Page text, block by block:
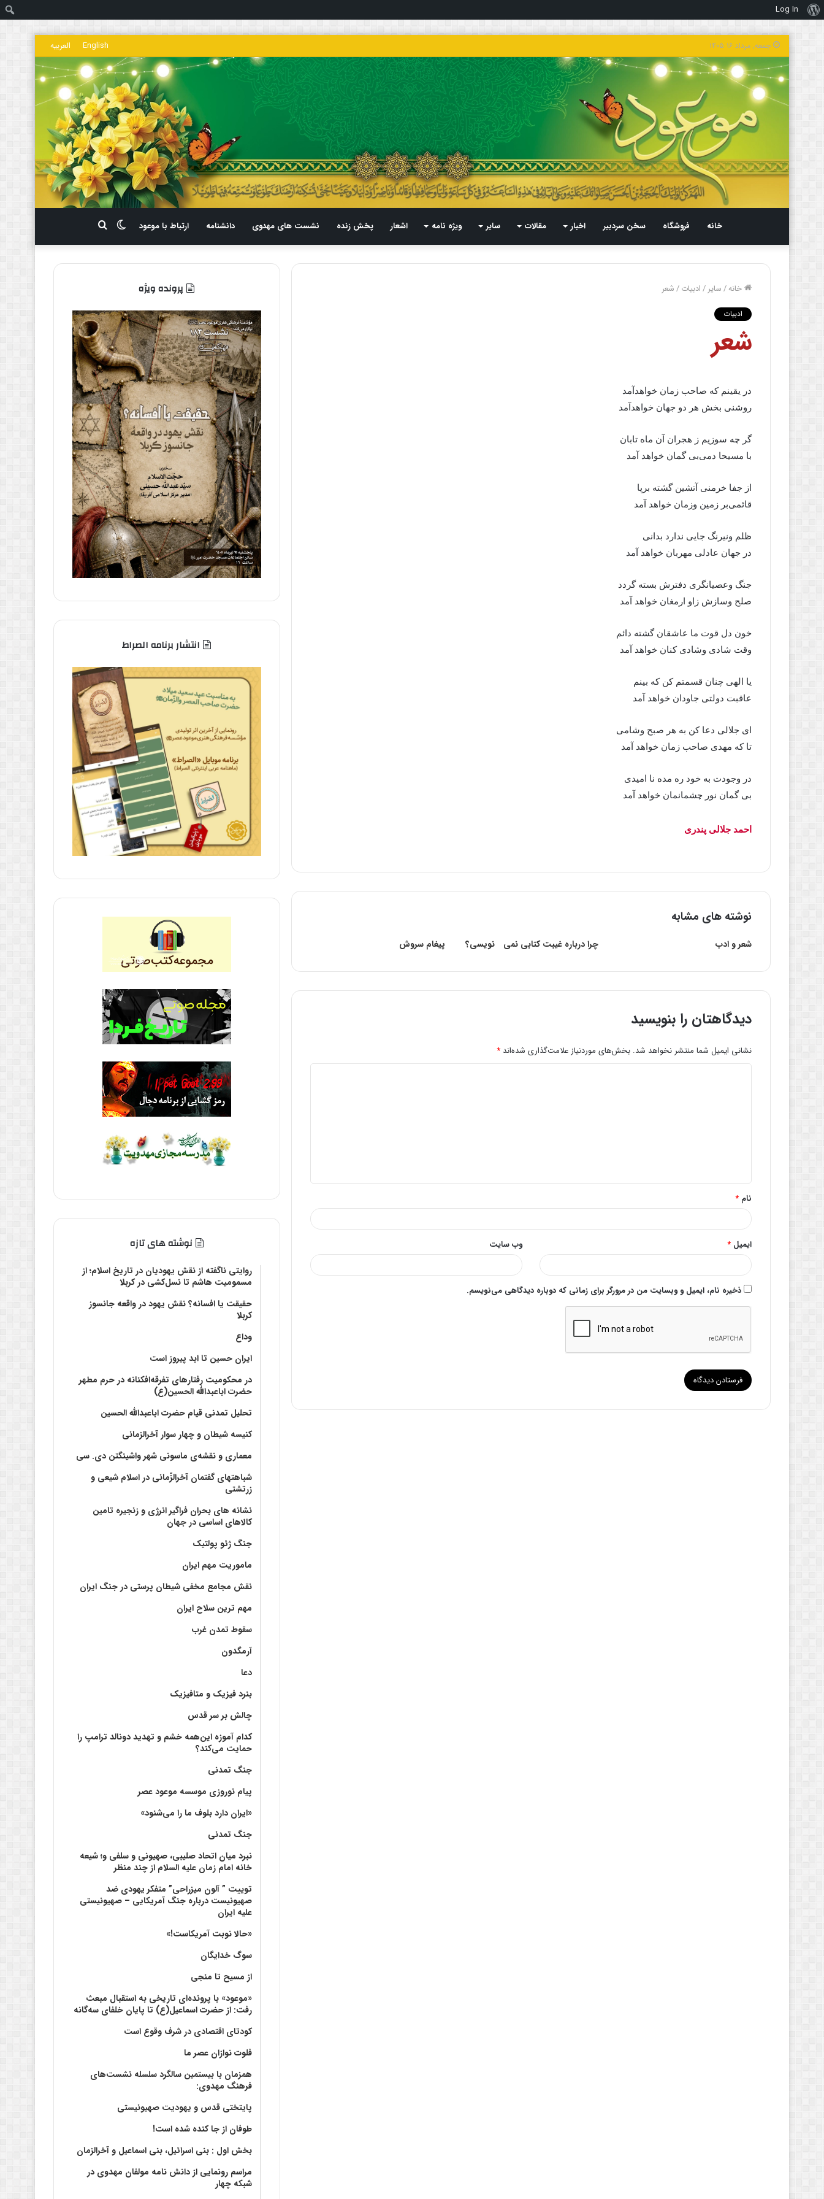
درباره
وردپرس
Log In
جمعه, مرداد ۱۶ ۱۴۰۵ English العربیه
خانه فروشگاه سخن سردبیر اخبار مقالات سایر ویژه نامه اشعار پخش زنده نشست های مهدوی دانشنامه ارتباط با موعود
برای
تغییر
پوسته
خانه/سایر /ادبیات/شعر
ادبیات
شعر
در یقینم که صاحب زمان خواهدآمد
روشنی بخش هر دو جهان خواهدآمد
گر چه سوزیم ز هجران آن ماه تابان
با مسیحا دمی‌بی گمان خواهد آمد
از جفا خرمنی آتشین گشته برپا
قائمی‌بر زمین وزمان خواهد آمد
ظلم ونیرنگ جایی ندارد بدانی
در جهان عادلی مهربان خواهد آمد
جنگ وعصیانگری دفترش بسته گردد
صلح وسازش زاو ارمغان خواهد آمد
خون دل قوت ما عاشقان گشته دائم
وقت شادی وشادی کنان خواهد آمد
یا الهی چنان قسمتم کن که بینم
عاقبت دولتی جاودان خواهد آمد
ای جلالی دعا کن به هر صبح وشامی
تا که مهدی صاحب زمان خواهد آمد
در وجودت به خود ره مده نا امیدی
بی گمان نور چشمانمان خواهد آمد
احمد جلالی پندری
نوشته های مشابه
شعر و ادب چرا درباره غیبت کتابى نمى نویسى؟ پیغام سروش
دیدگاهتان را بنویسید
نشانی ایمیل شما منتشر نخواهد شد. بخش‌های موردنیاز علامت‌گذاری شده‌اند *
*
نام *
ایمیل * وب‌ سایت
ذخیره نام، ایمیل و وبسایت من در مرورگر برای زمانی که دوباره دیدگاهی می‌نویسم.
پرونده ویژه
انتشار برنامه الصراط
نوشته های تازه
روایتی ناگفته از نقش یهودیان در تاریخ اسلام؛ از
مسمومیت هاشم تا نسل‌کشی در کربلا
حقیقت یا افسانه؟‌ نقش یهود در واقعه جانسوز
کربلا
وداع
ایران حسین تا ابد پیروز است
در محکومیت رفتارهای تفرقه‌افکنانه در حرم مطهر
حضرت اباعبدالله الحسین(ع)
تحلیل تمدنی قیام حضرت اباعبدالله الحسین
کنیسه شیطان و چهار سوار آخرالزمانی
معماری و نقشه‌ی ماسونی شهر واشينگتن دی. سی
شباهتهای گفتمان آخر‌الزّمانی در اسلام شیعی و
زرتشتی
نشانه های بحران فراگیر انرژی و زنجیره تامین
کالاهای اساسی در جهان
جنگ ژئو پولتیک
ماموریت مهم ایران
نقش مجامع مخفی شیطان پرستی در جنگ ایران
مهم ترین سلاح ایران
سقوط تمدن غرب
آرمگدون
دعا
بنرد فیزیک و متافیزیک
چالش بر سر قدس
کدام آموزه این‌همه خشم و تهدید دونالد ترامپ را
حمایت می‌کند؟
جنگ تمدنی
پیام نوروزی موسسه موعود عصر
«ایران دارد بلوف ما را می‌شنود»
جنگ تمدنی
نبرد میان اتحاد صلیبی، صهیونی و سلفی و؛ شیعه
خانه امام زمان علیه السلام از چند منظر
توییت ” آلون میزراحی” متفکر یهودی ضد
صهیونیست درباره جنگ آمریکایی – صهیونیستی
علیه ایران
«حالا نوبت آمریکاست!»
سوگ خدایگان
از مسیح تا منجی
«موعود» با پرونده‌ای تاریخی به استقبال مبعث
رفت: از حضرت اسماعیل(ع) تا پایان خلفای سه‌گانه
کودتای اقتصادی در شرف وقوع است
فلوت نوازان عصر ما
همزمان با بیستمین سالگرد سلسله نشست‌های
فرهنگ مهدوی:‌
پایتختی قدس و یهودیت صهیونیستی
طوفان از جا کنده شده است!
بخش اول : بنی اسرائیل، بنی اسماعیل و آخرالزمان
مراسم رونمایی از دانش نامه مولفان مهدوی در
شبکه چهار